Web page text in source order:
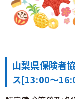
山梨県保険者
ス[13:00～